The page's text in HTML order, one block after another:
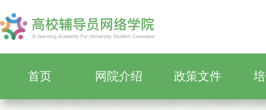
首页 网院介绍 政策文件